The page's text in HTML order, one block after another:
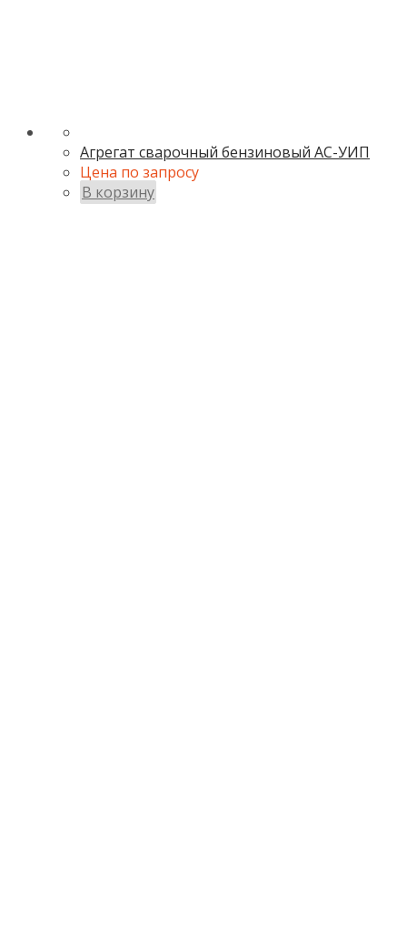
Агрегат сварочный бензиновый АС-УИП
Цена по запросу
В корзину